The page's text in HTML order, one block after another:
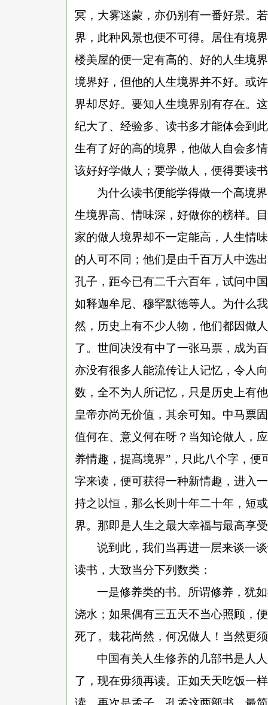
冥，大雾迷蒙，亦仍别有一番好景。
界，此种风景也便不可得。居住有境
楼美屋的便一定有高的、好的人生境
境界好，但他的人生境界并不好。或
界却尽好。要知人生境界别有存在。
纪大了、经验多、读书多才能体会到
生有了好的高的境界，他做人自会多
该好好学做人；要学做人，便得要读
为什么读书便能学得做一个高境
生境界高、情味深，好做你的榜样。
家的做人境界却不一定能高，人生情
的人可不同；他们是由千百万人中选
孔子，距今已有二千六百年，试问中
如释迦牟尼、穆罕默德等人。为什么
然，历史上有不少人物，他们都因做
了。世间决没有中了一张马票，成为
亦没有很多人能流传让人记忆，令人
数，全不为人所记忆，只是历史上有
皇帝亦尚无价值，其余可知。中马票
值何在、意义何在呀？当知论做人，
养情趣，提髙境界”，只此八个字，
字来读，便可获得一种新情趣，进入
持之以恒，那么长则十年二十年，短
界。那即是人生之最大幸福与最高享
说到此，我们当再进一层来谈一
读书，大致当分下列数类 ：
一是修养类的书。所谓修养，犹
浇水；如果偶有三五天不当心照顾，
死了。栽花尚然，何况做人！当然更
中国有关人生修养的几部书是人
了，现在毋须再读。正如天天吃饭一